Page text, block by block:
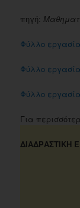
πηγή:
Φύλλο
Φύλλο
Φύλλο
Για
ΔΙΑΔΡΑΣΤΙΚΗ